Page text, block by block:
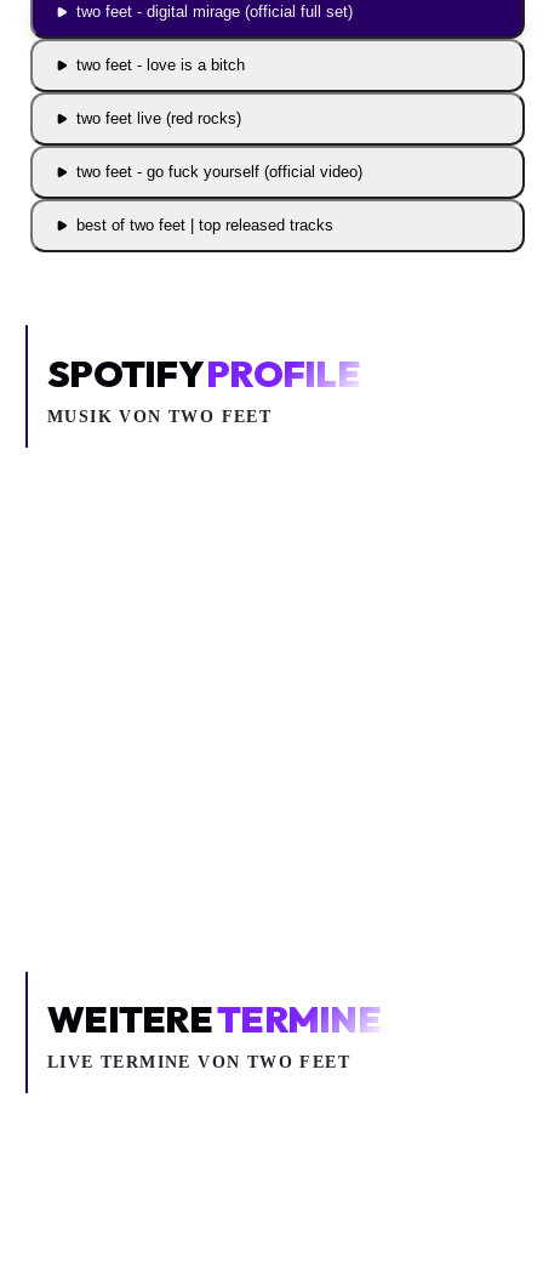
two feet - digital mirage (official full set)
two feet - love is a bitch
two feet live (red rocks)
two feet - go fuck yourself (official video)
best of two feet | top released tracks
SPOTIFYPROFILE
MUSIK VONTWO FEET
WEITERETERMINE
LIVE TERMINE VON TWO FEET